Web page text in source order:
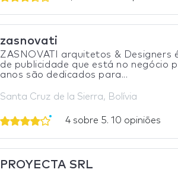
zasnovati
ZASNOVATI arquitetos & Designers
de publicidade que está no negócio
anos são dedicados para...
Santa Cruz de la Sierra, Bolívia
4 sobre 5. 10 opiniões
PROYECTA SRL